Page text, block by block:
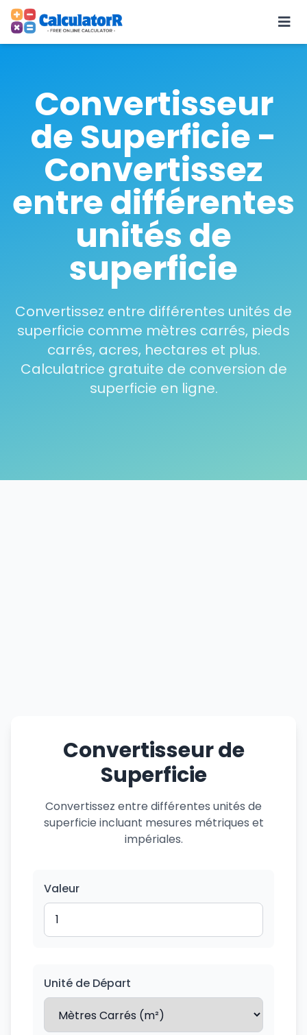
Convertisseur
de Superficie -
Convertissez
entre différentes
unités de
superficie
Convertissez entre différentes unités de
superficie comme mètres carrés, pieds
carrés, acres, hectares et plus.
Calculatrice gratuite de conversion de
superficie en ligne.
Convertisseur de
Superficie
Convertissez entre différentes unités de
superficie incluant mesures métriques et
impériales.
Valeur
Unité de Départ